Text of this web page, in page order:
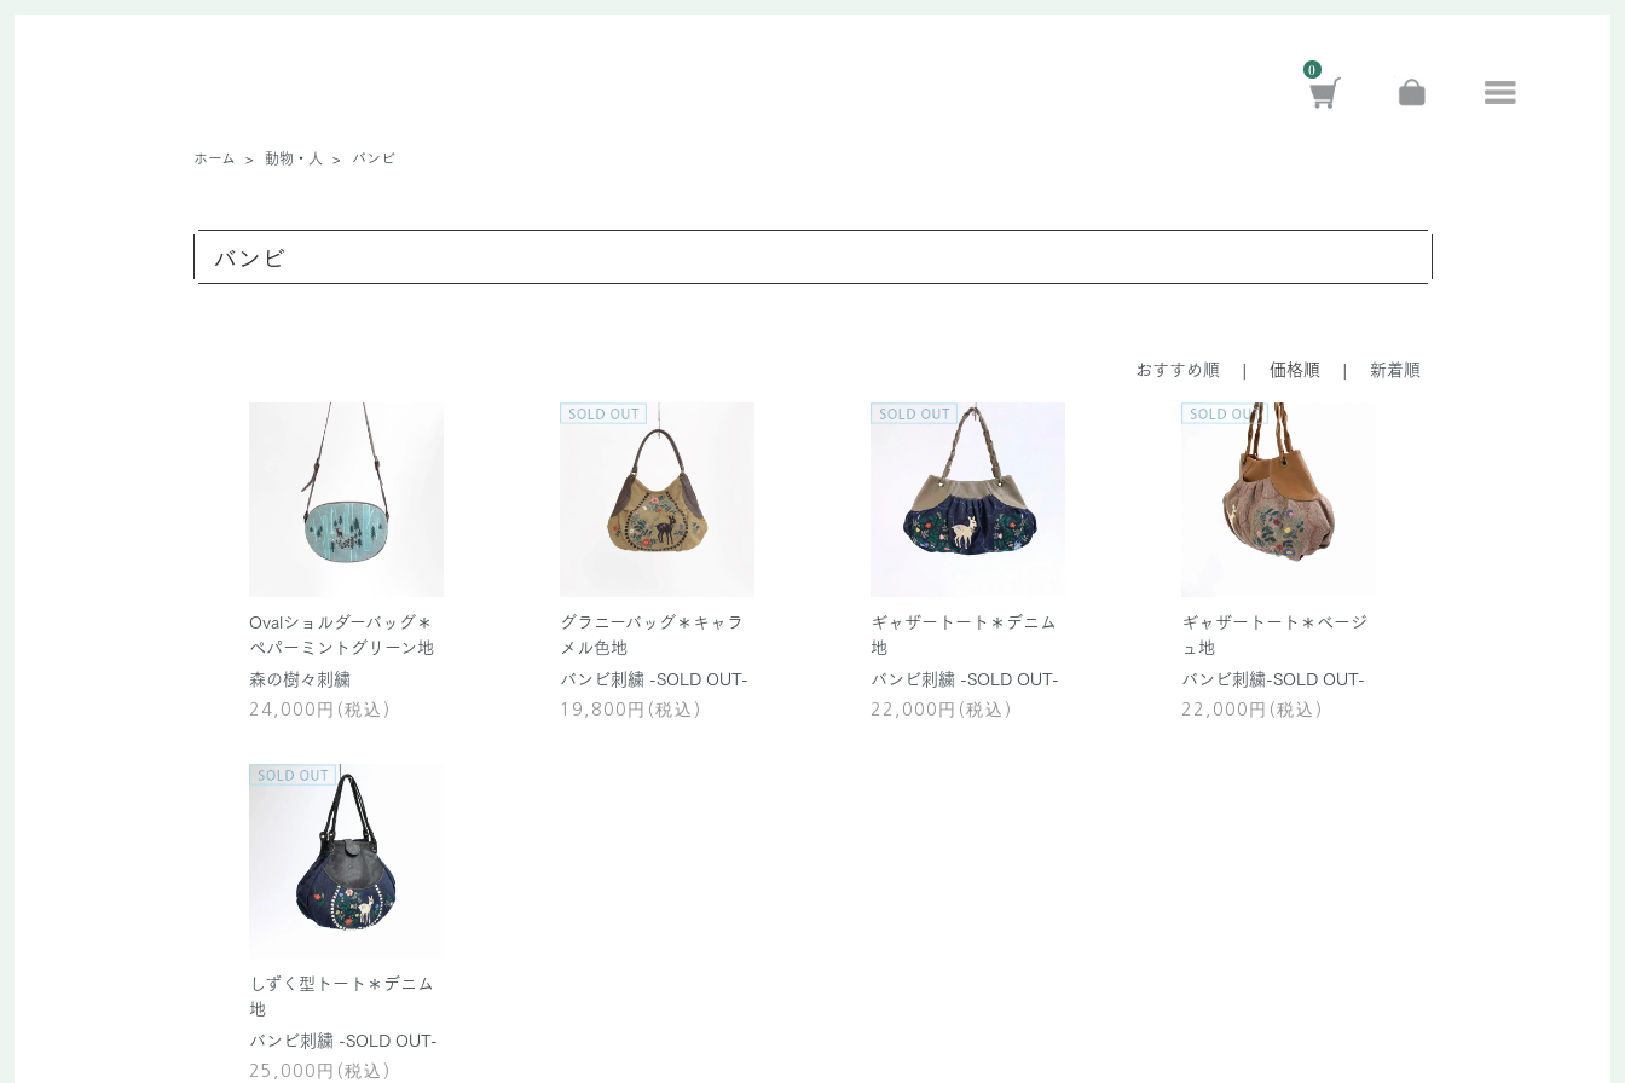
0
ホーム > 動物・人 > バンビ
バンビ
おすすめ順 | 価格順 | 新着順
Ovalショルダーバッグ＊
ペパーミントグリーン地
森の樹々刺繍
24,000円(税込)
グラニーバッグ＊キャラ
メル色地
バンビ刺繍 -SOLD OUT-
19,800円(税込)
ギャザートート＊デニム
地
バンビ刺繍 -SOLD OUT-
22,000円(税込)
ギャザートート＊ベージ
ュ地
バンビ刺繍-SOLD OUT-
22,000円(税込)
しずく型トート＊デニム
地
バンビ刺繍 -SOLD OUT-
25,000円(税込)